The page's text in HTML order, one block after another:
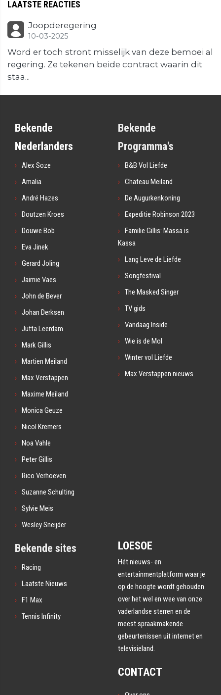
LAATSTE REACTIES
Joopderegering
10-03-2025
Word er toch stront misselijk van deze bemoei al
regering. Ze tekenen beide contract waarin dit
staa...
Bekende
Nederlanders
Alex Soze
Amalia
André Hazes
Doutzen Kroes
Douwe Bob
Eva Jinek
Gerard Joling
Jaimie Vaes
John de Bever
Johan Derksen
Jutta Leerdam
Mark Gillis
Martien Meiland
Max Verstappen
Maxime Meiland
Monica Geuze
Nicol Kremers
Noa Vahle
Peter Gillis
Rico Verhoeven
Suzanne Schulting
Sylvie Meis
Wesley Sneijder
Bekende
Programma's
B&B Vol Liefde
Chateau Meiland
De Augurkenkoning
Expeditie Robinson 2023
Familie Gillis: Massa is
Kassa
Lang Leve de Liefde
Songfestival
The Masked Singer
TV gids
Vandaag Inside
Wie is de Mol
Winter vol Liefde
Max Verstappen nieuws
Bekende sites
Racing
Laatste Nieuws
F1 Max
Tennis Infinity
LOESOE
Hét nieuws- en
entertainmentplatform waar je
op de hoogte wordt gehouden
over het wel en wee van onze
vaderlandse sterren en de
meest spraakmakende
gebeurtenissen uit internet en
televisieland.
CONTACT